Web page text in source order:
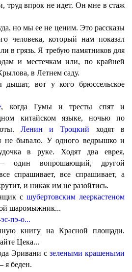
труд впрок не идет. Он мне в стаж
но мы ее не ценим. Это рассказы
человека, который нам показал
в грязь. Я требую памятников для
и местечкам или, по крайней
в Летнем саду.
вот у кого брюссельское
, когда Гумы и тресты спят и
китайском языке, ночью по
Ленин и Троцкий ходят в
не бывало. У одного ведрышко и
удочка в руке. Ходят два еврея,
один вопрошающий, другой
спрашивает, все спрашивает, а
и никак им не разойтись.
сшубертовским лееркастеном
шаромыжник...
пэ-о...
книгу на Красной площади.
Цека...
Эривани с зелеными крашеными
я беден.